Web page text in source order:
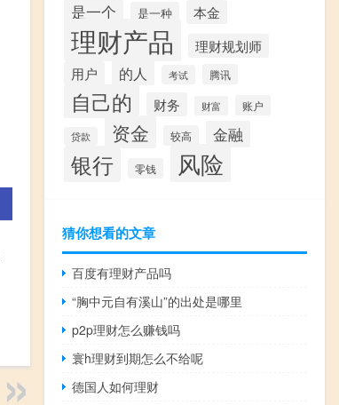
是一个 是一种 本金
理财产品
理财规划师
用户
的人 考试 腾讯
自己的 财务 财富 账户
贷款 资金 较高 金融
银行 零钱 风险
猜你想看的文章
百度有理财产品吗
“胸中元自有溪山”的出处是哪里
p2p理财怎么赚钱吗
寰h理财到期怎么不给呢
德国人如何理财